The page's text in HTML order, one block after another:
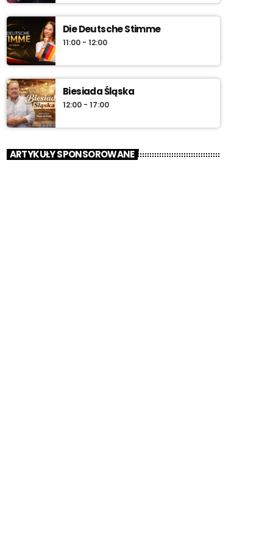
Die Deutsche Stimme
11:00 - 12:00
Biesiada Śląska
12:00 - 17:00
ARTYKUŁY SPONSOROWANE